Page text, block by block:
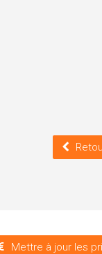
Mettre à jour les